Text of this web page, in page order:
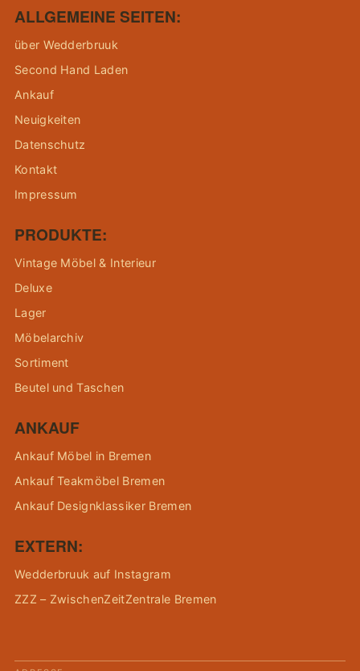
ALLGEMEINE SEITEN:
über Wedderbruuk
Second Hand Laden
Ankauf
Neuigkeiten
Datenschutz
Kontakt
Impressum
PRODUKTE:
Vintage Möbel & Interieur
Deluxe
Lager
Möbelarchiv
Sortiment
Beutel und Taschen
ANKAUF
Ankauf Möbel in Bremen
Ankauf Teakmöbel Bremen
Ankauf Designklassiker Bremen
EXTERN:
Wedderbruuk auf Instagram
ZZZ – ZwischenZeitZentrale Bremen